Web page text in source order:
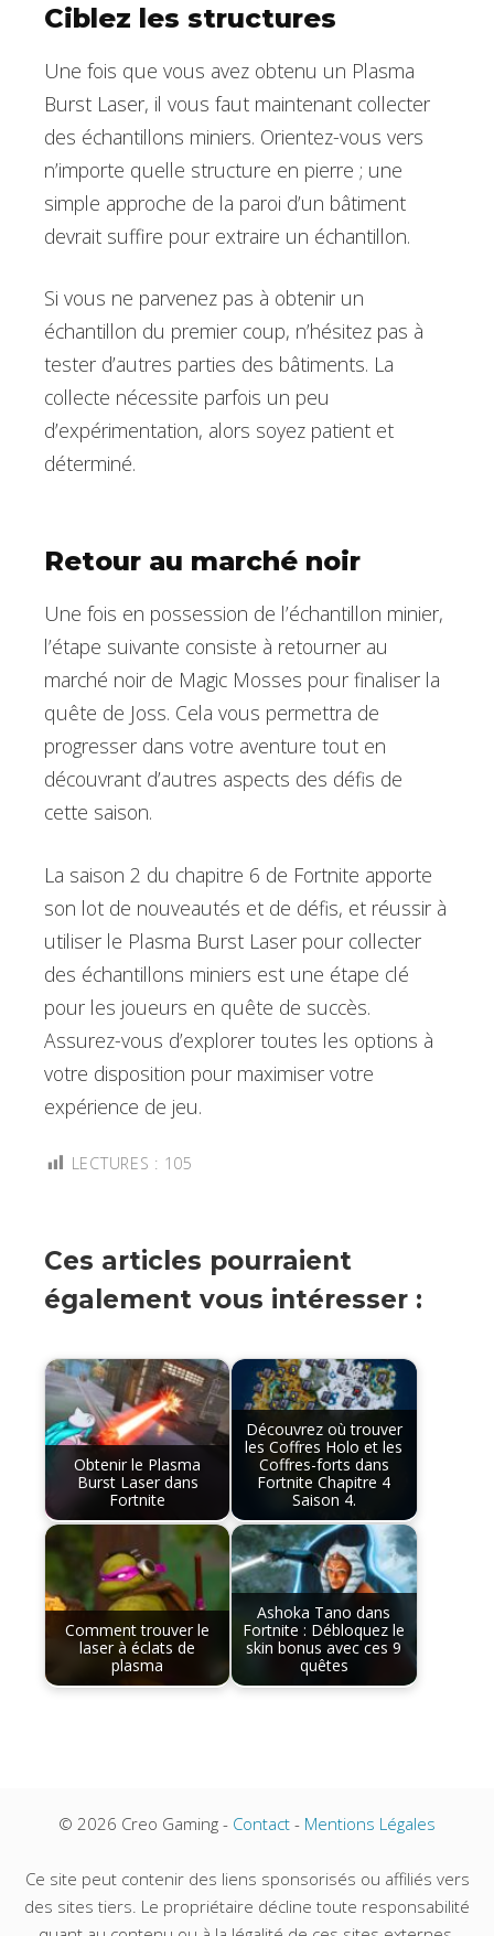
Ciblez les structures
Une fois que vous avez obtenu un Plasma
Burst Laser, il vous faut maintenant collecter
des échantillons miniers. Orientez-vous vers
n’importe quelle structure en pierre ; une
simple approche de la paroi d’un bâtiment
devrait suffire pour extraire un échantillon.
Si vous ne parvenez pas à obtenir un
échantillon du premier coup, n’hésitez pas à
tester d’autres parties des bâtiments. La
collecte nécessite parfois un peu
d’expérimentation, alors soyez patient et
déterminé.
Retour au marché noir
Une fois en possession de l’échantillon minier,
l’étape suivante consiste à retourner au
marché noir de Magic Mosses pour finaliser la
quête de Joss. Cela vous permettra de
progresser dans votre aventure tout en
découvrant d’autres aspects des défis de
cette saison.
La saison 2 du chapitre 6 de Fortnite apporte
son lot de nouveautés et de défis, et réussir à
utiliser le Plasma Burst Laser pour collecter
des échantillons miniers est une étape clé
pour les joueurs en quête de succès.
Assurez-vous d’explorer toutes les options à
votre disposition pour maximiser votre
expérience de jeu.
LECTURES : 105
Ces articles pourraient
également vous intéresser :
Obtenir le Plasma
Burst Laser dans
Fortnite
Découvrez où trouver
les Coffres Holo et les
Coffres-forts dans
Fortnite Chapitre 4
Saison 4.
Comment trouver le
laser à éclats de
plasma
Ashoka Tano dans
Fortnite : Débloquez le
skin bonus avec ces 9
quêtes
© 2026 Creo Gaming - Contact - Mentions Légales
Ce site peut contenir des liens sponsorisés ou affiliés vers
des sites tiers. Le propriétaire décline toute responsabilité